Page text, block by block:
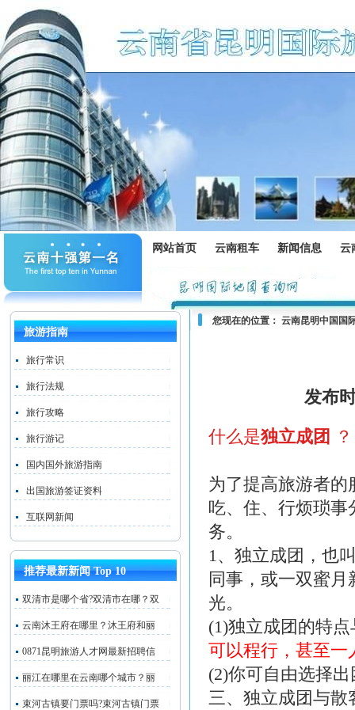
网站首页 云南租车 新闻信息 云
旅游指南
旅行常识
旅行法规
旅行攻略
旅行游记
国内国外旅游指南
出国旅游签证资料
互联网新闻
推荐最新新闻 Top 10
双清市是哪个省?双清市在哪？双
云南沐王府在哪里？沐王府和丽
0871昆明旅游人才网最新招聘信
丽江在哪里在云南哪个城市？丽
束河古镇要门票吗?束河古镇门票
您现在的位置： 云南昆明中国国
发布
什么是独立成团 ？
为了提高旅游者
吃、住、行烦琐
务。
1、独立成团，也
同事，或一双蜜
光。
(1)独立成团的特
可以程行，甚至一
(2)你可自由选择
三、独立成团与散